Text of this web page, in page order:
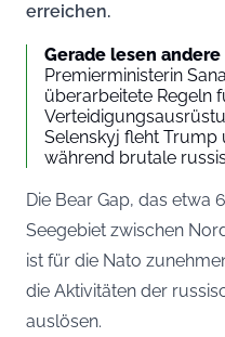
erreichen.
Gerade lesen andere
Premierministerin
überarbeitete Regeln
Selenskyj fleht Trump
während brutale
Die Bear Gap, das etwa
Seegebiet zwischen
ist für die Nato
die Aktivitäten der
auslösen.